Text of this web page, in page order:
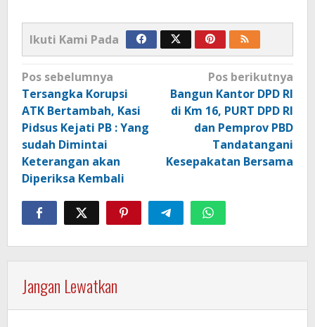
Ikuti Kami Pada
Navigasi
pos
Pos sebelumnya
Tersangka Korupsi
ATK Bertambah, Kasi
Pidsus Kejati PB : Yang
sudah Dimintai
Keterangan akan
Diperiksa Kembali
Pos berikutnya
Bangun Kantor DPD RI
di Km 16, PURT DPD RI
dan Pemprov PBD
Tandatangani
Kesepakatan Bersama
Jangan Lewatkan